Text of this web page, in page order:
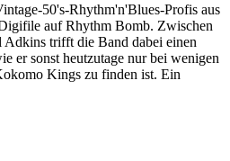
50's-Rhythm'n'Blues-Profis aus
auf Rhythm Bomb. Zwischen
trifft die Band dabei einen
er sonst heutzutage nur bei wenigen
Kings zu finden ist. Ein